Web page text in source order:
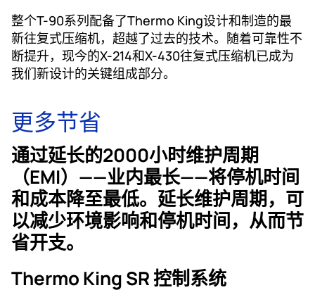
整个T-90系列配备了Thermo King设计和制造的最
新往复式压缩机，超越了过去的技术。随着可靠性不
断提升，现今的X-214和X-430往复式压缩机已成为
我们新设计的关键组成部分。
更多节省
通过延长的2000小时维护周期
（EMI）——业内最长——将停机时间
和成本降至最低。延长维护周期，可
以减少环境影响和停机时间，从而节
省开支。
Thermo King SR 控制系统